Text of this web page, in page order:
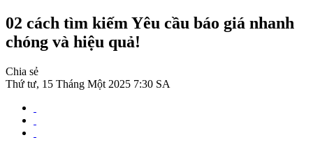
02 cách tìm kiếm Yêu cầu báo giá nhanh
chóng và hiệu quả!
Chia sẻ
Thứ tư, 15 Tháng Một 2025 7:30 SA